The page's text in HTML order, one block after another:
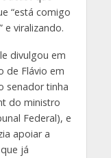
“está comigo
e viralizando.
divulgou em
de Flávio em
senador tinha
do ministro
Federal), e
apoiar a
já